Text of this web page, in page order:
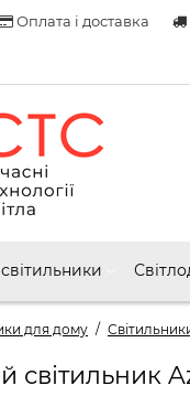
Оплата і доставка
для дому
світильник